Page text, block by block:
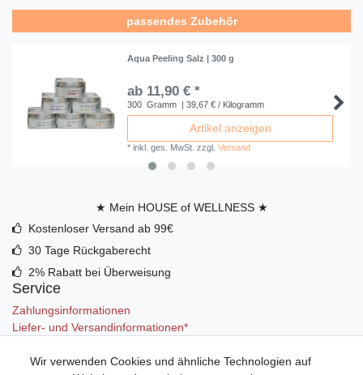
passendes Zubehör
Aqua Peeling Salz | 300 g
ab 11,90 € *
300 Gramm | 39,67 € / Kilogramm
Artikel anzeigen
*inkl. ges. MwSt. zzgl.Versand
★ Mein HOUSE of WELLNESS ★
Kostenloser Versand ab 99€
30 Tage Rückgaberecht
2% Rabatt bei Überweisung
Service
Zahlungsinformationen
Liefer- und Versandinformationen*
Mein Konto
Wir verwenden Cookies und ähnliche Technologien auf